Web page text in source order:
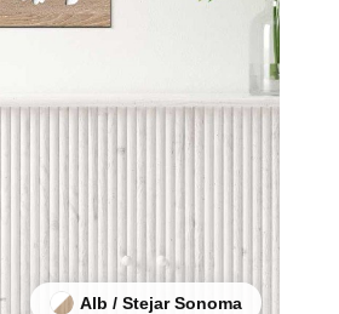
Alb / Stejar Sonoma